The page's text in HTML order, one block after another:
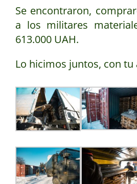
Se encontraron,
a los militares
613.000 UAH.
Lo hicimos juntos, con tu